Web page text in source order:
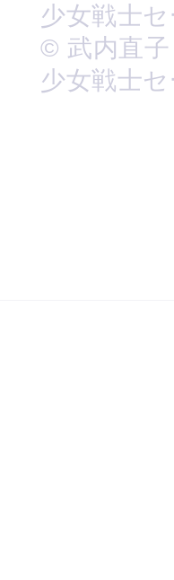
少女戦士
© 武内直
少女戦士